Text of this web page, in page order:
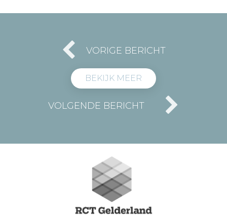
VORIGE BERICHT
BEKIJK MEER
VOLGENDE BERICHT